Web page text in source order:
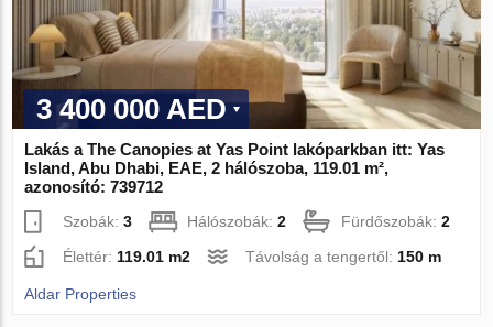
3 400 000 AED
Lakás a The Canopies at Yas Point lakóparkban itt: Yas
Island, Abu Dhabi, EAE, 2 hálószoba, 119.01 m²,
azonosító: 739712
Szobák:3 Hálószobák:2 Fürdőszobák:2
Élettér: 119.01 m2 Távolság a tengertől: 150 m
Aldar Properties